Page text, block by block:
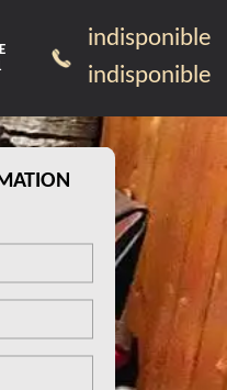
indisponible
indisponible